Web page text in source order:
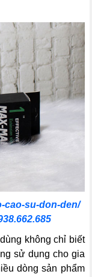
cao-su-don-den/
không chỉ biết
sử dụng cho gia
dòng sản phẩm